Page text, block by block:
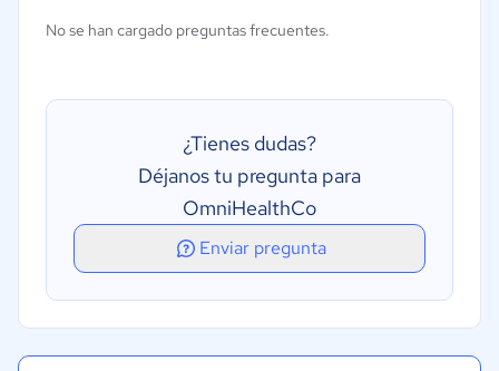
No se han cargado preguntas frecuentes.
¿Tienes dudas?
Déjanos tu pregunta para
OmniHealthCo
Enviar pregunta